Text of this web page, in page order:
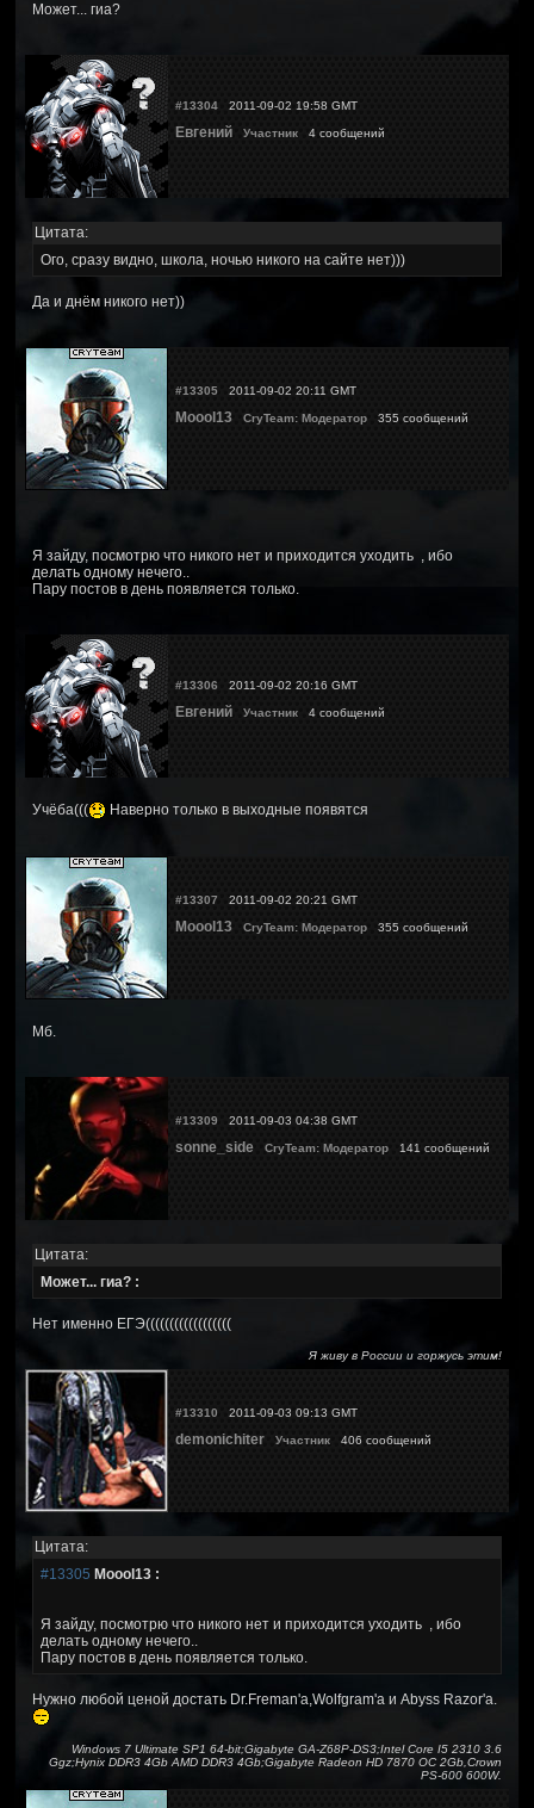
Может... гиа?
#13304 2011-09-02 19:58 GMT
Евгений Участник 4 сообщений
Цитата:
Ого, сразу видно, школа, ночью никого на сайте нет)))
Да и днём никого нет))
#13305 2011-09-02 20:11 GMT
Moool13 CryTeam: Модератор 355 сообщений
Я зайду, посмотрю что никого нет и приходится уходить , ибо
делать одному нечего..
Пару постов в день появляется только.
#13306 2011-09-02 20:16 GMT
Евгений Участник 4 сообщений
Учёба((( Наверно только в выходные появятся
#13307 2011-09-02 20:21 GMT
Moool13 CryTeam: Модератор 355 сообщений
Мб.
#13309 2011-09-03 04:38 GMT
sonne_side CryTeam: Модератор 141 сообщений
Цитата:
Может... гиа? :
Нет именно ЕГЭ((((((((((((((((((
Я живу в России и горжусь этим!
#13310 2011-09-03 09:13 GMT
demonichiter Участник 406 сообщений
Цитата:
#13305 Moool13 :
Я зайду, посмотрю что никого нет и приходится уходить , ибо
делать одному нечего..
Пару постов в день появляется только.
Нужно любой ценой достать Dr.Freman'a,Wolfgram'a и Abyss Razor'a.
Windows 7 Ultimate SP1 64-bit;Gigabyte GA-Z68P-DS3;Intel Core I5 2310 3.6
Ggz;Hynix DDR3 4Gb AMD DDR3 4Gb;Gigabyte Radeon HD 7870 OC 2Gb,Crown
PS-600 600W.